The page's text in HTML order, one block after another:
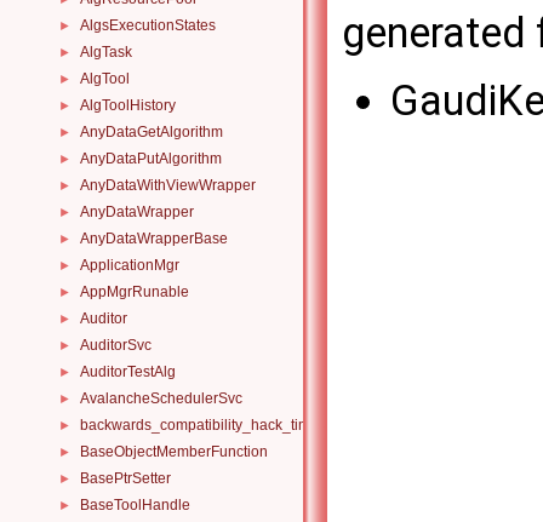
► AlgsExecutionStates
► AlgTask
► AlgTool
► AlgToolHistory
► AnyDataGetAlgorithm
► AnyDataPutAlgorithm
► AnyDataWithViewWrapper
► AnyDataWrapper
► AnyDataWrapperBase
► ApplicationMgr
► AppMgrRunable
► Auditor
► AuditorSvc
► AuditorTestAlg
► AvalancheSchedulerSvc
► backwards_compatibility_hack_time_timespan
► BaseObjectMemberFunction
► BasePtrSetter
► BaseToolHandle